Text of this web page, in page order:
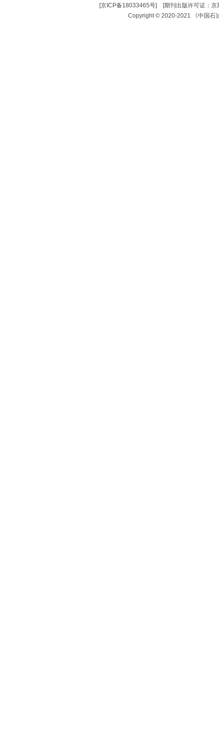
[京ICP备18033465号] [期刊出版许可证：
Copyright © 2020-2021 《中国石